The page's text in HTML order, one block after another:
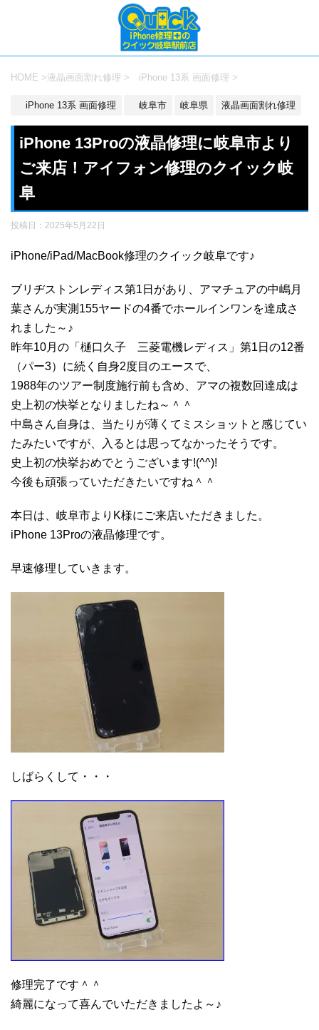
HOME >液晶画面割れ修理 > iPhone 13系 画面修理 >
iPhone 13系 画面修理 岐阜市 岐阜県 液晶画面割れ修理
iPhone 13Proの液晶修理に岐阜市より
ご来店！アイフォン修理のクイック岐
阜
投稿日： 2025年5月22日
iPhone/iPad/MacBook修理のクイック岐阜です♪
ブリヂストンレディス第1日があり、アマチュアの中嶋月
葉さんが実測155ヤードの4番でホールインワンを達成さ
れました～♪
昨年10月の「樋口久子 三菱電機レディス」第1日の12番
（パー3）に続く自身2度目のエースで、
1988年のツアー制度施行前も含め、アマの複数回達成は
史上初の快挙となりましたね～＾＾
中島さん自身は、当たりが薄くてミスショットと感じてい
たみたいですが、入るとは思ってなかったそうです。
史上初の快挙おめでとうございます!(^^)!
今後も頑張っていただきたいですね＾＾
本日は、岐阜市よりK様にご来店いただきました。
iPhone 13Proの液晶修理です。
早速修理していきます。
しばらくして・・・
修理完了です＾＾
綺麗になって喜んでいただきましたよ～♪